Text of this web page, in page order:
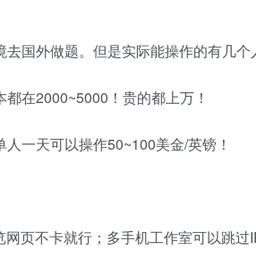
国外做题。但是实际能操作的有几个
在2000~5000！贵的都上万！
一天可以操作50~100美金/英镑！
页不卡就行；多手机工作室可以跳过